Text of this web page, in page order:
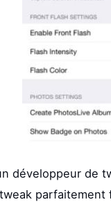
développeur de
parfaitement